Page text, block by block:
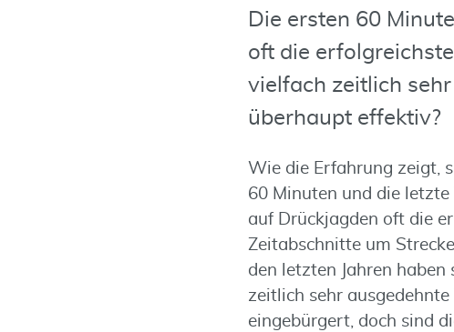
Die ersten 60
oft die
vielfach zeitlich
überhaupt effektiv?
Wie die Erfahrung zeigt,
60 Minuten und die
auf Drückjagden oft die
Zeitabschnitte um
den letzten Jahren haben
zeitlich sehr ausgedehnte
eingebürgert, doch sind